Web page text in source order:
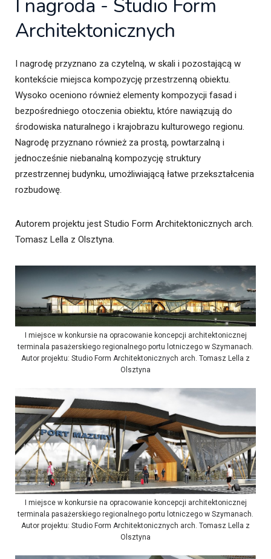
I nagroda - Studio Form
Architektonicznych
I nagrodę przyznano za czytelną, w skali i pozostającą w
kontekście miejsca kompozycję przestrzenną obiektu.
Wysoko oceniono również elementy kompozycji fasad i
bezpośredniego otoczenia obiektu, które nawiązują do
środowiska naturalnego i krajobrazu kulturowego regionu.
Nagrodę przyznano również za prostą, powtarzalną i
jednocześnie niebanalną kompozycję struktury
przestrzennej budynku, umożliwiającą łatwe przekształcenia
rozbudowę.
Autorem projektu jest Studio Form Architektonicznych arch.
Tomasz Lella z Olsztyna.
I miejsce w konkursie na opracowanie koncepcji architektonicznej
terminala pasażerskiego regionalnego portu lotniczego w Szymanach.
Autor projektu: Studio Form Architektonicznych arch. Tomasz Lella z
Olsztyna
I miejsce w konkursie na opracowanie koncepcji architektonicznej
terminala pasażerskiego regionalnego portu lotniczego w Szymanach.
Autor projektu: Studio Form Architektonicznych arch. Tomasz Lella z
Olsztyna